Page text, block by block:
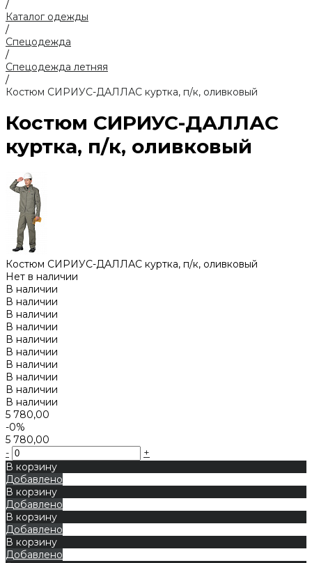
/
Каталог одежды
/
Спецодежда
/
Спецодежда летняя
/
Костюм СИРИУС-ДАЛЛАС куртка, п/к, оливковый
Костюм СИРИУС-ДАЛЛАС
куртка, п/к, оливковый
Костюм СИРИУС-ДАЛЛАС куртка, п/к, оливковый
Нет в наличии
В наличии
В наличии
В наличии
В наличии
В наличии
В наличии
В наличии
В наличии
В наличии
В наличии
5 780,00
-0%
5 780,00
-
+
В корзину
Добавлено
В корзину
Добавлено
В корзину
Добавлено
В корзину
Добавлено